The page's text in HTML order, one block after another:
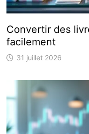
Convertir des
facilement
31 juillet 2026